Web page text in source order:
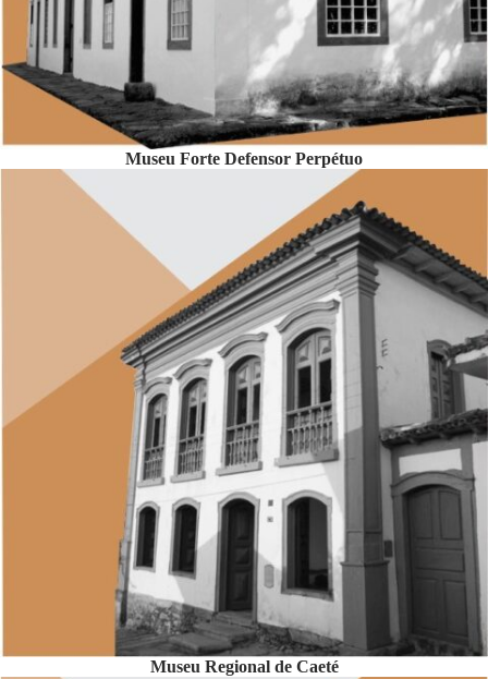
Museu Forte Defensor Perpétuo
Museu Regional de Caeté